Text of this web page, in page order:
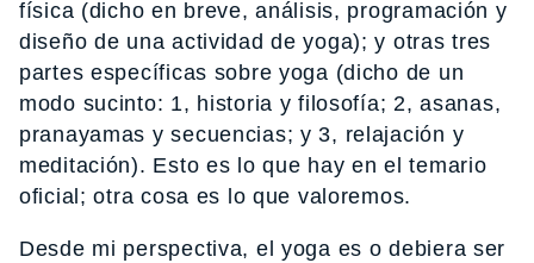
física (dicho en breve, análisis, programación y
diseño de una actividad de yoga); y otras tres
partes específicas sobre yoga (dicho de un
modo sucinto: 1, historia y filosofía; 2, asanas,
pranayamas y secuencias; y 3, relajación y
meditación). Esto es lo que hay en el temario
oficial; otra cosa es lo que valoremos.
Desde mi perspectiva, el yoga es o debiera ser